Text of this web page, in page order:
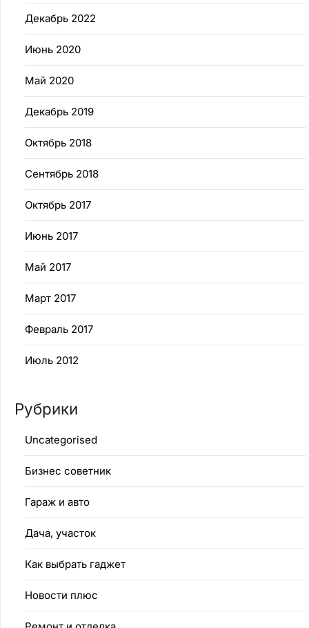
Декабрь 2022
Июнь 2020
Май 2020
Декабрь 2019
Октябрь 2018
Сентябрь 2018
Октябрь 2017
Июнь 2017
Май 2017
Март 2017
Февраль 2017
Июль 2012
Рубрики
Uncategorised
Бизнес советник
Гараж и авто
Дача, участок
Как выбрать гаджет
Новости плюс